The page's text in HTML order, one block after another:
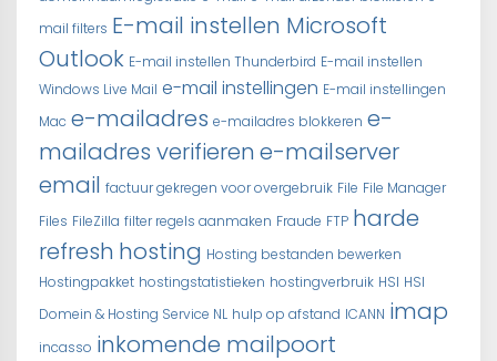
mail filters E-mail instellen Microsoft
Outlook E-mail instellen Thunderbird E-mail instellen
Windows Live Mail e-mail instellingen E-mail instellingen
Mac e-mailadres e-mailadres blokkeren e-
mailadres verifieren e-mailserver
email factuur gekregen voor overgebruik File File Manager
Files FileZilla filter regels aanmaken Fraude FTP harde
refresh hosting Hosting bestanden bewerken
Hostingpakket hostingstatistieken hostingverbruik HSI HSI
Domein & Hosting Service NL hulp op afstand ICANN imap
incasso inkomende mailpoort